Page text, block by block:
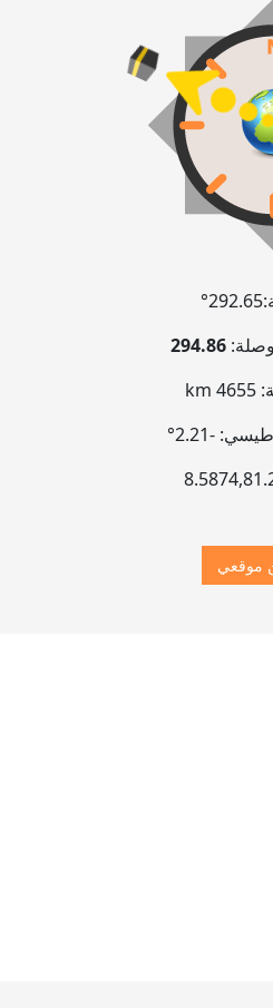
292.65°
294.86
4655 km
-2.21°
8.5874,
موقعي